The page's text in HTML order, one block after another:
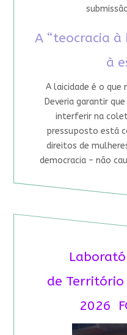
A “teocracia à
à
A laicidade é o que
Deveria garantir
interferir na
pressuposto está
direitos de
democracia – não
de Território
2026